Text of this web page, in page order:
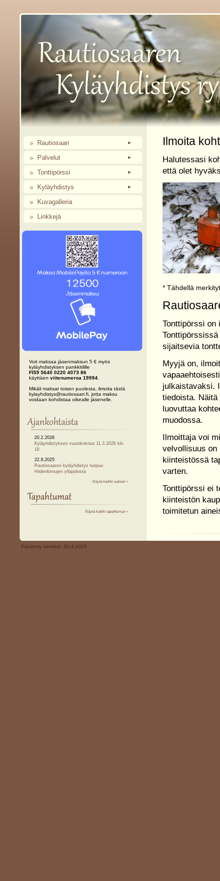
Ilmoita
Halutessasi
että olet
* Tähdellä
Tonttipörssi on
sijaitsevia
Myyjä on,
julkaistavaksi.
tiedoista.
luovuttaa
muodossa.
Ilmoittaja voi
velvollisuus on
kiinteistössä
varten.
Tonttipörssi ei
kiinteistön
toimitetun
Rautiosaari
Palvelut
Tonttipörssi
Kyläyhdistys
Kuvagalleria
Linkkejä
Voit maksaa jäsenmaksun 5 € myös
kyläyhdistyksen pankkitilille
FI59 5640 0220 4073 86
käyttäen viitenumeroa 19994.
Mikäli maksat toisen puolesta, ilmoita tästä
kylayhdistys@rautiosaari.fi, jotta maksu
voidaan kohdistaa oikealle jäsenelle.
20.2.2026
Kyläyhdistyksen vuosikokous 11.3.2026 klo
18
22.9.2025
Rautiosaaren kyläyhdistys luopuu
Hiidenkirnujen ylläpidosta
Näytä kaikki uutiset »
Näytä kaikki tapahtumat »
Päivitetty viimeksi: 30.4.2026